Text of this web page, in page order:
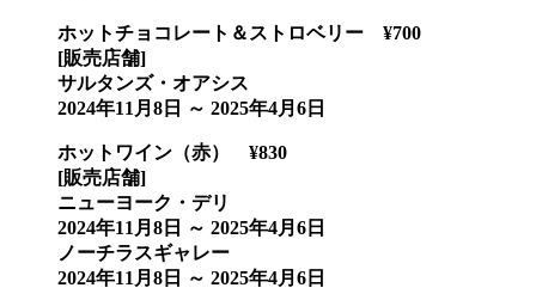
ホットチョコレート＆ストロベリー ¥700
[販売店舗]
サルタンズ・オアシス
2024年11月8日 ～ 2025年4月6日
ホットワイン（赤） ¥830
[販売店舗]
ニューヨーク・デリ
2024年11月8日 ～ 2025年4月6日
ノーチラスギャレー
2024年11月8日 ～ 2025年4月6日